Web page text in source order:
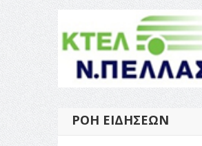
ΡΟΉ ΕΙΔΉΣΕΩΝ